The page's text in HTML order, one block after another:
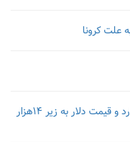
علت کرونا
همتی، تصمیم FATF تأثیری در بازار ارز ندارد و قیمت دلار به زیر ۱۴هزار